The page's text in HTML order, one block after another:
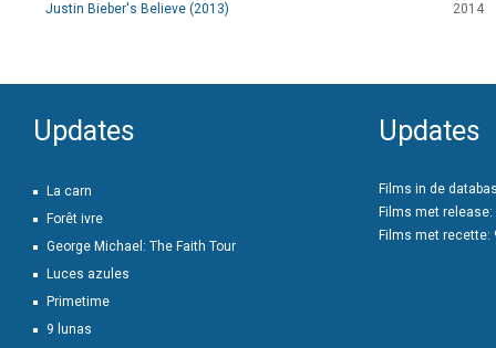
Justin Bieber's Believe (2013)
2014
Updates
La carn
Forêt ivre
George Michael: The Faith Tour
Luces azules
Primetime
9 lunas
Updates
Films in de
Films met release:
Films met recette: